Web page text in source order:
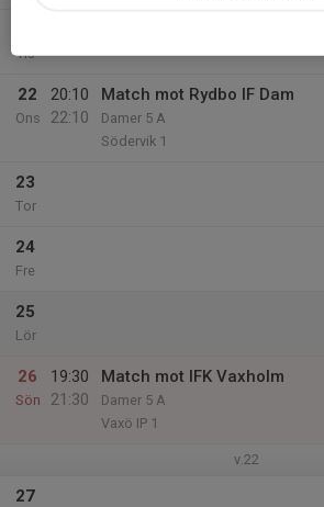
Tis
22
Ons
20:10
22:10
Match mot Rydbo IF Dam
Damer 5 A
Södervik 1
23
Tor
24
Fre
25
Lör
26
Sön
19:30
21:30
Match mot IFK Vaxholm
Damer 5 A
Vaxö IP 1
v.22
27